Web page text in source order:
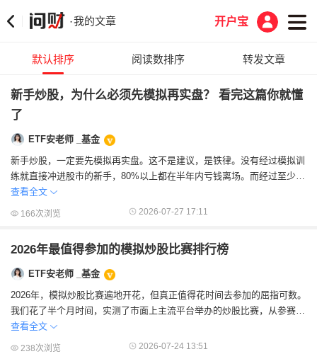
·我的文章 开户宝
默认排序 阅读数排序 转发文章
新手炒股，为什么必须先模拟再实盘？ 看完这篇你就懂
了
ETF安老师 _基金
新手炒股，一定要先模拟再实盘。这不是建议，是铁律。没有经过模拟训
练就直接冲进股市的新手，80%以上都在半年内亏钱离场。而经过至少3
个月模拟盘练习的人，实盘存活率能提高到...
查看全文
166次浏览 2026-07-27 17:11
2026年最值得参加的模拟炒股比赛排行榜
ETF安老师 _基金
2026年，模拟炒股比赛遍地开花，但真正值得花时间去参加的屈指可数。
我们花了半个月时间，实测了市面上主流平台举办的炒股比赛，从参赛门
槛、奖金规模、学习价值、社交氛围四个...
查看全文
238次浏览 2026-07-24 13:51